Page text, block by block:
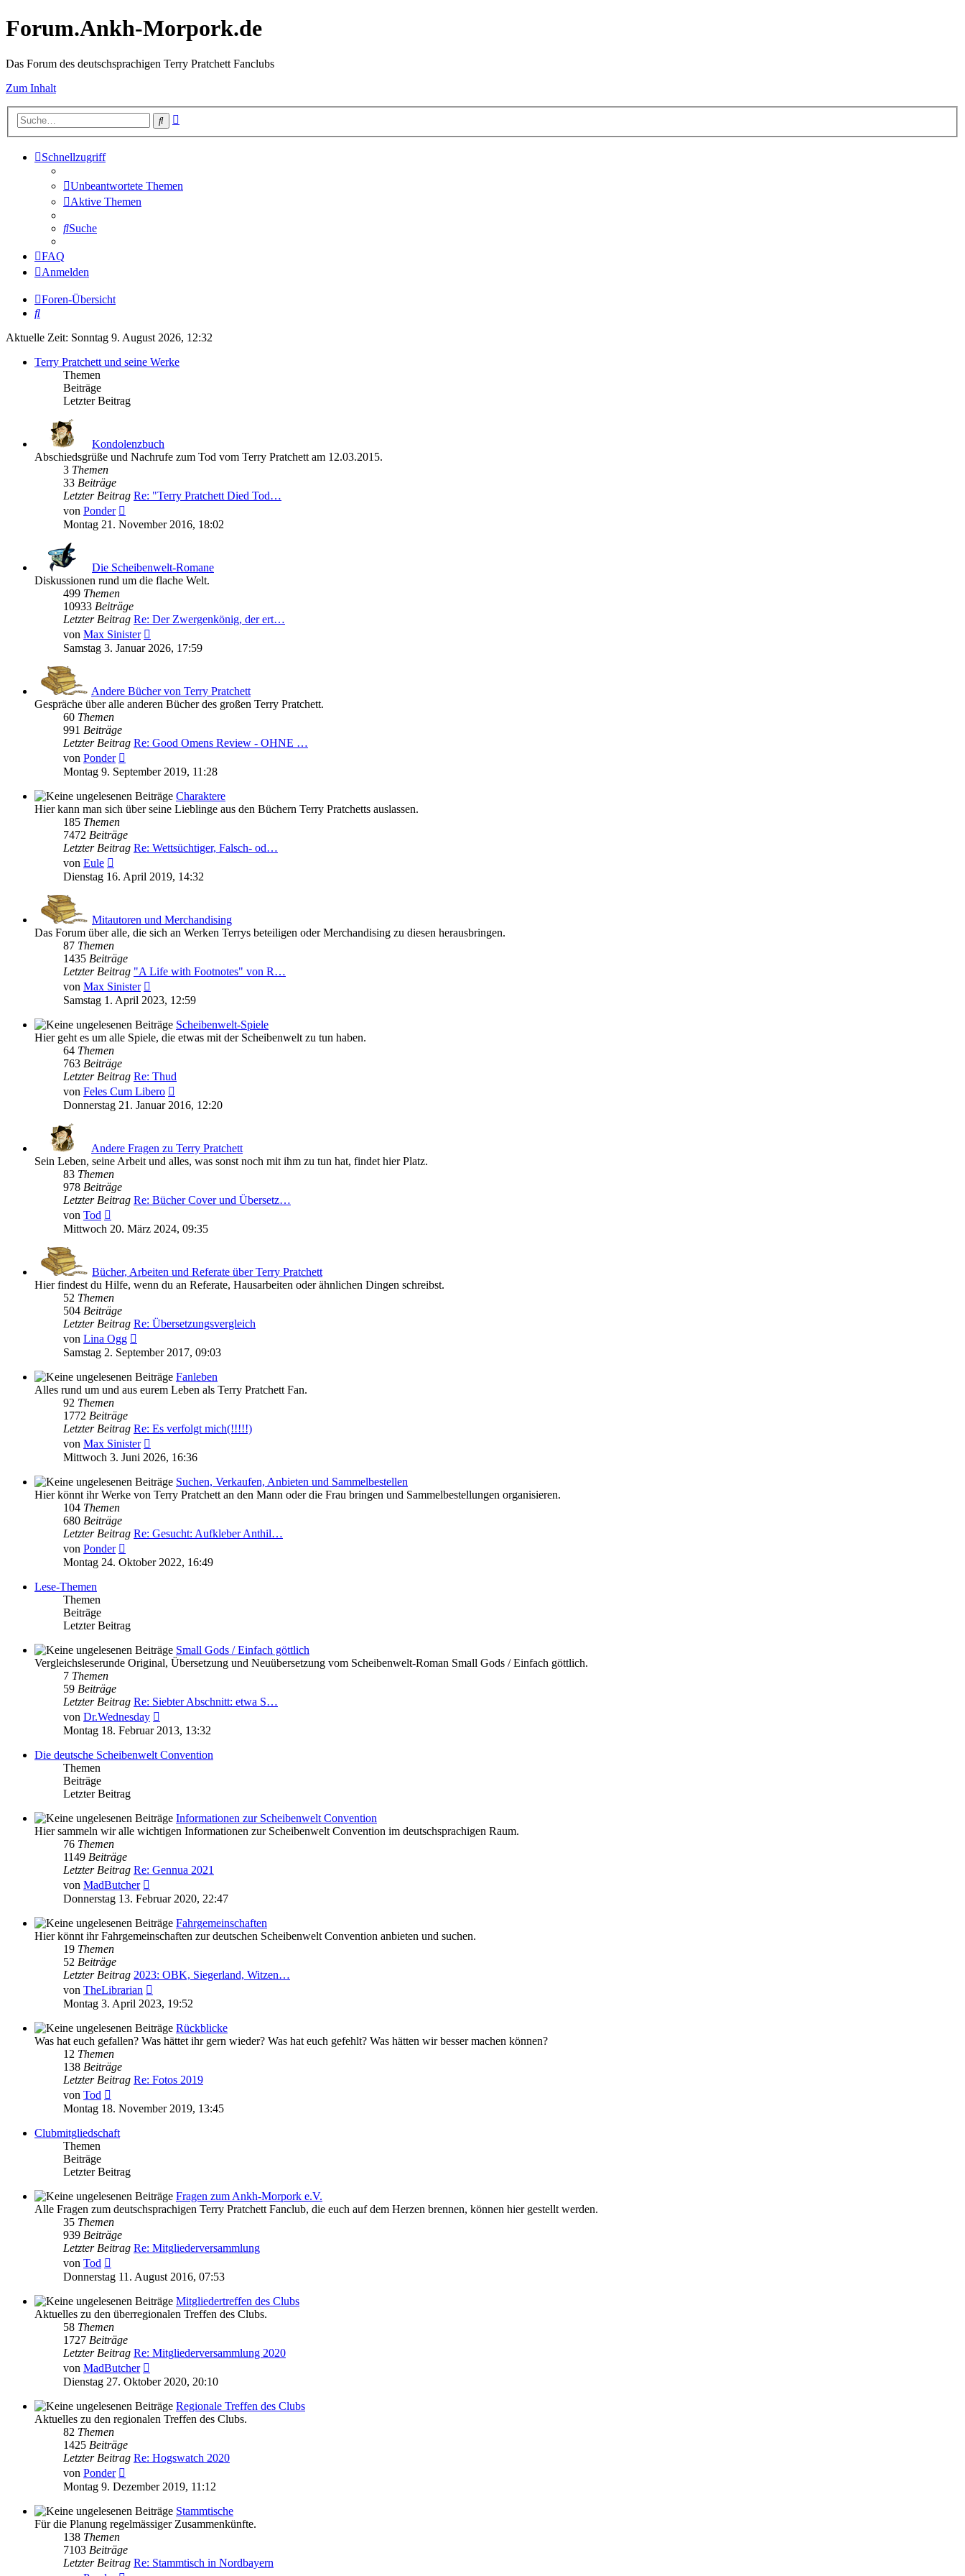
Forum.Ankh-Morpork.de
Das Forum des deutschsprachigen Terry Pratchett Fanclubs
Zum Inhalt
Suche
Schnellzugriff
Unbeantwortete Themen
Aktive Themen
Suche
FAQ
Anmelden
Foren-Übersicht
Suche
Aktuelle Zeit: Sonntag 9. August 2026, 12:32
Terry Pratchett und seine Werke
Themen
Beiträge
Letzter Beitrag
Kondolenzbuch
Abschiedsgrüße und Nachrufe zum Tod vom Terry Pratchett am 12.03.2015.
3 Themen
33 Beiträge
Letzter Beitrag Re: "Terry Pratchett Died Tod…
von Ponder
Beitrag
Montag 21. November 2016, 18:02
Die Scheibenwelt-Romane
Diskussionen rund um die flache Welt.
499 Themen
10933 Beiträge
Letzter Beitrag Re: Der Zwergenkönig, der ert…
von Max Sinister
Beitrag
Samstag 3. Januar 2026, 17:59
Andere Bücher von Terry Pratchett
Gespräche über alle anderen Bücher des großen Terry Pratchett.
60 Themen
991 Beiträge
Letzter Beitrag Re: Good Omens Review - OHNE …
von Ponder
Beitrag
Montag 9. September 2019, 11:28
Charaktere
Hier kann man sich über seine Lieblinge aus den Büchern Terry Pratchetts auslassen.
185 Themen
7472 Beiträge
Letzter Beitrag Re: Wettsüchtiger, Falsch- od…
von Eule
Beitrag
Dienstag 16. April 2019, 14:32
Mitautoren und Merchandising
Das Forum über alle, die sich an Werken Terrys beteiligen oder Merchandising zu diesen herausbringen.
87 Themen
1435 Beiträge
Letzter Beitrag "A Life with Footnotes" von R…
von Max Sinister
Beitrag
Samstag 1. April 2023, 12:59
Scheibenwelt-Spiele
Hier geht es um alle Spiele, die etwas mit der Scheibenwelt zu tun haben.
64 Themen
763 Beiträge
Letzter Beitrag Re: Thud
von Feles Cum Libero
Beitrag
Donnerstag 21. Januar 2016, 12:20
Andere Fragen zu Terry Pratchett
Sein Leben, seine Arbeit und alles, was sonst noch mit ihm zu tun hat, findet hier Platz.
83 Themen
978 Beiträge
Letzter Beitrag Re: Bücher Cover und Übersetz…
von Tod
Beitrag
Mittwoch 20. März 2024, 09:35
Bücher, Arbeiten und Referate über Terry Pratchett
Hier findest du Hilfe, wenn du an Referate, Hausarbeiten oder ähnlichen Dingen schreibst.
52 Themen
504 Beiträge
Letzter Beitrag Re: Übersetzungsvergleich
von Lina Ogg
Beitrag
Samstag 2. September 2017, 09:03
Fanleben
Alles rund um und aus eurem Leben als Terry Pratchett Fan.
92 Themen
1772 Beiträge
Letzter Beitrag Re: Es verfolgt mich(!!!!!)
von Max Sinister
Beitrag
Mittwoch 3. Juni 2026, 16:36
Suchen, Verkaufen, Anbieten und Sammelbestellen
Hier könnt ihr Werke von Terry Pratchett an den Mann oder die Frau bringen und Sammelbestellungen organisieren.
104 Themen
680 Beiträge
Letzter Beitrag Re: Gesucht: Aufkleber Anthil…
von Ponder
Beitrag
Montag 24. Oktober 2022, 16:49
Lese-Themen
Themen
Beiträge
Letzter Beitrag
Small Gods / Einfach göttlich
Vergleichsleserunde Original, Übersetzung und Neuübersetzung vom Scheibenwelt-Roman Small Gods / Einfach göttlich.
7 Themen
59 Beiträge
Letzter Beitrag Re: Siebter Abschnitt: etwa S…
von Dr.Wednesday
Beitrag
Montag 18. Februar 2013, 13:32
Die deutsche Scheibenwelt Convention
Themen
Beiträge
Letzter Beitrag
Informationen zur Scheibenwelt Convention
Hier sammeln wir alle wichtigen Informationen zur Scheibenwelt Convention im deutschsprachigen Raum.
76 Themen
1149 Beiträge
Letzter Beitrag Re: Gennua 2021
von MadButcher
Beitrag
Donnerstag 13. Februar 2020, 22:47
Fahrgemeinschaften
Hier könnt ihr Fahrgemeinschaften zur deutschen Scheibenwelt Convention anbieten und suchen.
19 Themen
52 Beiträge
Letzter Beitrag 2023: OBK, Siegerland, Witzen…
von TheLibrarian
Beitrag
Montag 3. April 2023, 19:52
Rückblicke
Was hat euch gefallen? Was hättet ihr gern wieder? Was hat euch gefehlt? Was hätten wir besser machen können?
12 Themen
138 Beiträge
Letzter Beitrag Re: Fotos 2019
von Tod
Beitrag
Montag 18. November 2019, 13:45
Clubmitgliedschaft
Themen
Beiträge
Letzter Beitrag
Fragen zum Ankh-Morpork e.V.
Alle Fragen zum deutschsprachigen Terry Pratchett Fanclub, die euch auf dem Herzen brennen, können hier gestellt werden.
35 Themen
939 Beiträge
Letzter Beitrag Re: Mitgliederversammlung
von Tod
Beitrag
Donnerstag 11. August 2016, 07:53
Mitgliedertreffen des Clubs
Aktuelles zu den überregionalen Treffen des Clubs.
58 Themen
1727 Beiträge
Letzter Beitrag Re: Mitgliederversammlung 2020
von MadButcher
Beitrag
Dienstag 27. Oktober 2020, 20:10
Regionale Treffen des Clubs
Aktuelles zu den regionalen Treffen des Clubs.
82 Themen
1425 Beiträge
Letzter Beitrag Re: Hogswatch 2020
von Ponder
Beitrag
Montag 9. Dezember 2019, 11:12
Stammtische
Für die Planung regelmässiger Zusammenkünfte.
138 Themen
7103 Beiträge
Letzter Beitrag Re: Stammtisch in Nordbayern